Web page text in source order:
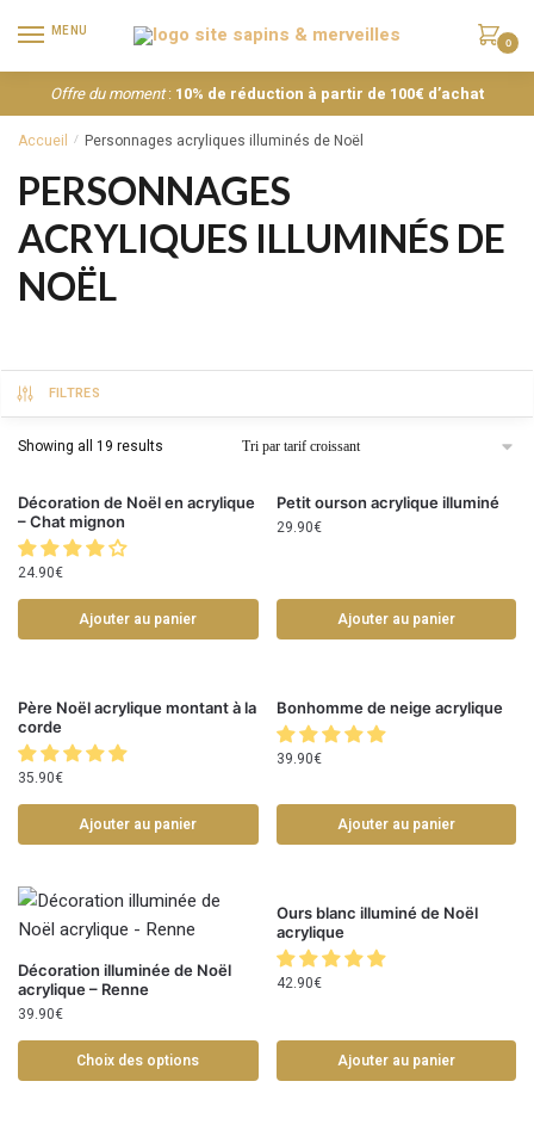
MENU
0
Offre du moment: 10% de réduction à partir de 100€ d’achat
Accueil / Personnages acryliques illuminés de Noël
PERSONNAGES
ACRYLIQUES ILLUMINÉS DE
NOËL
FILTRES
Showing all 19 results
Décoration de Noël en acrylique
– Chat mignon
24.90€
Ajouter au panier
Petit ourson acrylique illuminé
29.90€
Ajouter au panier
Père Noël acrylique montant à la
corde
35.90€
Ajouter au panier
Bonhomme de neige acrylique
39.90€
Ajouter au panier
Décoration illuminée de Noël
acrylique – Renne
39.90€
Choix des options
Ours blanc illuminé de Noël
acrylique
42.90€
Ajouter au panier